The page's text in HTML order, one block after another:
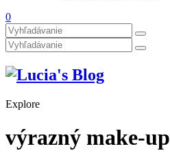
0
Explore
výrazný make-up